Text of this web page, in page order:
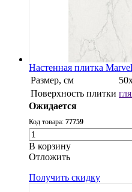
Настенная плитка
Размер, см
Поверхность плитки
Ожидается
Код товара: 77759
В корзину
Oтложить
Получить скидку